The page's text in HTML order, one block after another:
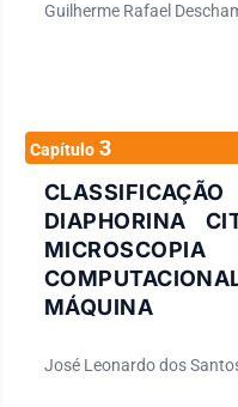
Guilherme Rafael
Capítulo 3
DIAPHORINA
MÁQUINA
José Leonardo dos